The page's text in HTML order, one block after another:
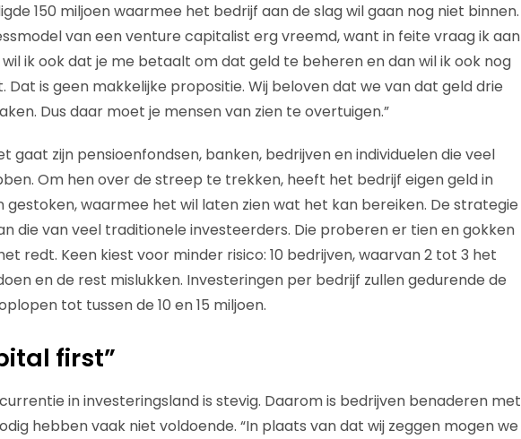
150 miljoen waarmee het bedrijf aan de slag wil gaan nog niet binnen.
van een venture capitalist erg vreemd, want in feite vraag ik aan
wil ik ook dat je me betaalt om dat geld te beheren en dan wil ik ook nog
Dat is geen makkelijke propositie. Wij beloven dat we van dat geld drie
Dus daar moet je mensen van zien te overtuigen.”
gaat zijn pensioenfondsen, banken, bedrijven en individuelen die veel
Om hen over de streep te trekken, heeft het bedrijf eigen geld in
waarmee het wil laten zien wat het kan bereiken. De strategie
die van veel traditionele investeerders. Die proberen er tien en gokken
redt. Keen kiest voor minder risico: 10 bedrijven, waarvan 2 tot 3 het
en de rest mislukken. Investeringen per bedrijf zullen gedurende de
tot tussen de 10 en 15 miljoen.
first”
in investeringsland is stevig. Daarom is bedrijven benaderen met
hebben vaak niet voldoende. “In plaats van dat wij zeggen mogen we